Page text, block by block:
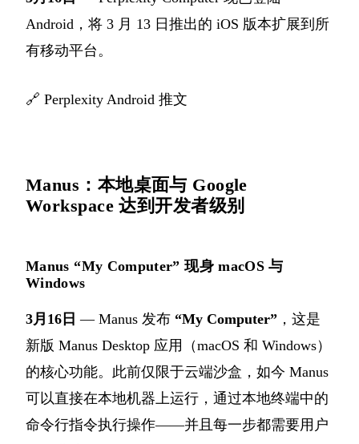
Android，将 3 月 13 日推出的 iOS 版本扩展到所
有移动平台。
🔗 Perplexity Android 推文
Manus：本地桌面与 Google
Workspace 达到开发者级别
Manus “My Computer” 现身 macOS 与
Windows
3月16日 — Manus 发布 “My Computer” ，这是
新版 Manus Desktop 应用（macOS 和 Windows）
的核心功能。此前仅限于云端沙盒，如今 Manus
可以直接在本地机器上运行，通过本地终端中的
命令行指令执行操作——并且每一步都需要用户